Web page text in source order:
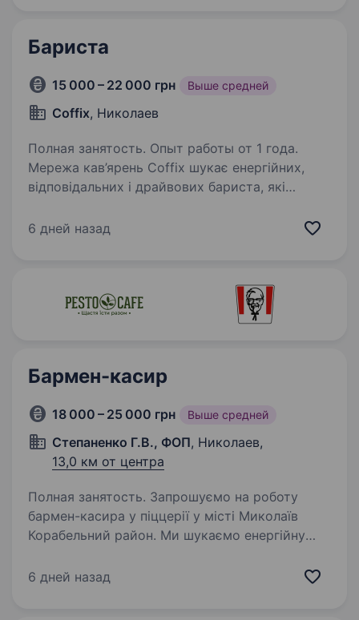
Бариста
15 000 – 22 000 грн Выше средней
Coffix, Николаев
Полная занятость. Опыт работы от 1 года.
Мережа кав’ярень Coffix шукає енергійних,
відповідальних і драйвових бариста, які
ти прагнеш працювати в атмосфері розвитку,
6 дней назад
Бармен-касир
18 000 – 25 000 грн Выше средней
Степаненко Г.В., ФОП, Николаев,
13,0 км от центра
Полная занятость. Запрошуємо на роботу
бармен-касира у піццерії у місті Миколаїв
Корабельний район. Ми шукаємо енергійну
до нашої команди та забезпечити високу
6 дней назад